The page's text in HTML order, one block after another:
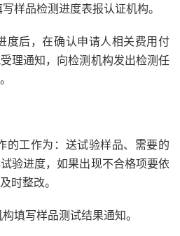
样品检测进度表报认证机构。
度后，在确认申请人相关费用付
理通知，向检测机构发出检测任
的工作为：送试验样品、需要的
验进度，如果出现不合格项要依
时整改。
填写样品测试结果通知。